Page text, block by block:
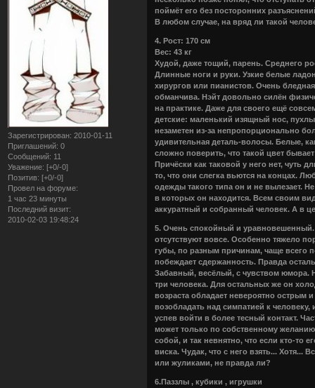
Зарегистрирован: 2010-01-11
Приглашений: 0
Сообщений: 11
Уважение: [+0/-0]
Позитив: [+0/-0]
Провел на форуме:
1 час 23 минуты
Последний визит:
2010-02-03 19:48:24
поймёт его без посторонних
В любом случае, на вряд ли такой
4. Рост: 170 см
Вес: 43 кг
Худой, даже тощий, парень. Среднего
Длинные ноги и руки. Узкие белые
хирургов или пианистов. Очень
обманчива. Нэйт довольно силён
на практике. Даже для своего ещё
детские: маленький изящный нос,
незаметен из-за непропорционально
удивительная деталь-волосы. Белые,
сложно поверить, что такой цвет
Причёски как таковой у него нет, чуть
то, что они слегка вьются на концах.
одежды такого типа он и не вылезает.
в которых он находится. Всем своим
аккуратный и собранный человек. А в
5. Очень спокойный и уравновешенный.
отсутствуют вовсе. Особенно тяжело
губы, по разным причинам, чаще всего
побеждает сдержанность. Правда
Забавный, весёлый, с чувством юмора.
три человека. Для остальных же он
возраста обладает невероятно острым
возобладать над симпатией к
успев войти в более тесный контакт.
может только по собственному желанию
собой, и так невнятно, что если кто-то
виска. Чудак, что с него взять... Хотя...
или жуликами, не правда ли?
6.Паззлы , кубики , игрушки